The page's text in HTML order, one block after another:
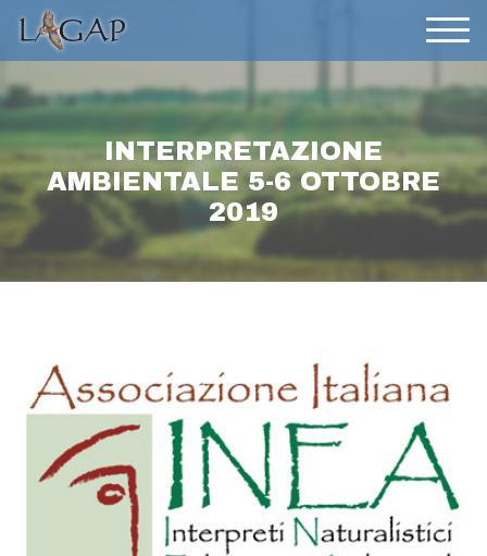
INTERPRETAZIONE
AMBIENTALE 5-6 OTTOBRE
2019